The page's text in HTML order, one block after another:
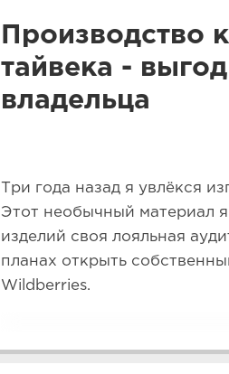
Производство
тайвека -
владельца
Три года назад я увлёкся
Этот необычный материал
изделий своя лояльная
планах открыть
Wildberries.